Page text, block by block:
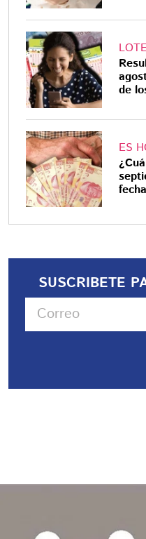
de
ES
SUSCRIBETE